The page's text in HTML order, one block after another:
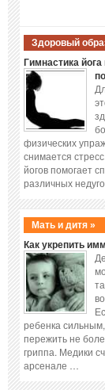
Здоровый
Гимнастика
физических
снимается
йогов помогает
различных
Мать и дитя »
Как укрепить
ребенка
пережить не
гриппа. Медики
арсенале …